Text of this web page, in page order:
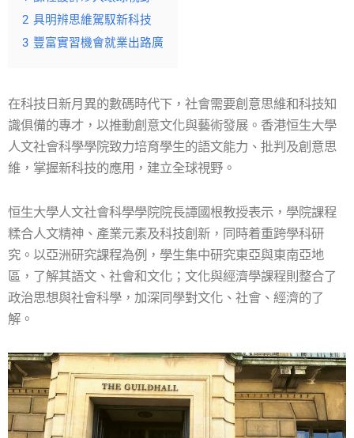
2 具明辨思維駕馭新科技
3 豐富實習機會就業出路廣
在科技日新月異的數碼時代下，社會需要創意思維和科技知
識俱備的專才，以推動創意文化與藝術發展。香港恒生大學
人文社會科學學院致力培育學生的語文能力、批判及創意思
維，掌握新科技的應用，建立全球視野。
恒生大學人文社會科學學院院長譚國根教授表示，學院課程
糅合人文精神、產業元素及科技創新，同時着重跨學科研
究。以亞洲研究課程為例，學生集中研究東亞與東南亞地
區，了解其語文、社會和文化；文化與經濟學課程則整合了
政治思想與社會科學，加深同學對文化、社會、經濟的了
解。